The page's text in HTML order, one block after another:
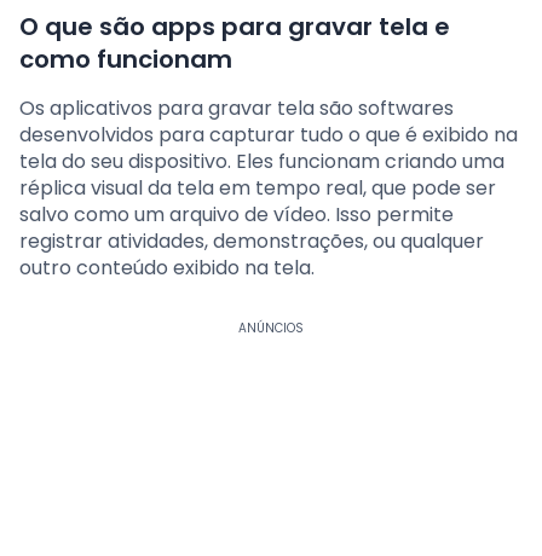
O que são apps para gravar tela e
como funcionam
Os aplicativos para gravar tela são softwares
desenvolvidos para capturar tudo o que é exibido na
tela do seu dispositivo. Eles funcionam criando uma
réplica visual da tela em tempo real, que pode ser
salvo como um arquivo de vídeo. Isso permite
registrar atividades, demonstrações, ou qualquer
outro conteúdo exibido na tela.
ANÚNCIOS